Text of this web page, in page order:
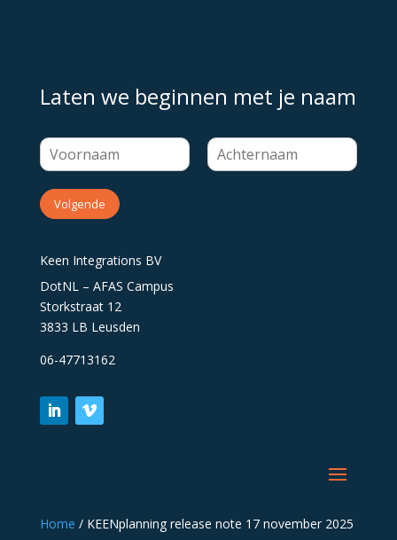
Laten we beginnen met je naam
Volgende
Keen Integrations BV
DotNL – AFAS Campus
Storkstraat 12
3833 LB Leusden
06-47713162
Home / KEENplanning release note 17 november 2025